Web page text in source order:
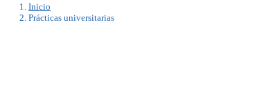
Inicio
Prácticas universitarias